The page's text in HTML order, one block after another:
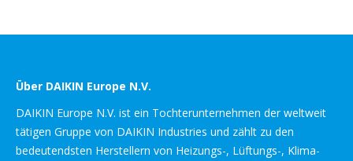
Über DAIKIN Europe N.V.
DAIKIN Europe N.V. ist ein Tochterunternehmen der weltweit
tätigen Gruppe von DAIKIN Industries und zählt zu den
bedeutendsten Herstellern von Heizungs-, Lüftungs-, Klima-